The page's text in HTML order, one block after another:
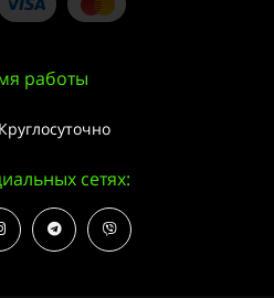
работы
сетях: